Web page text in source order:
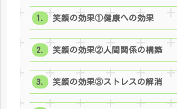
笑顔の効果①健康への効果
笑顔の効果②人間関係の構築
笑顔の効果③ストレスの解消